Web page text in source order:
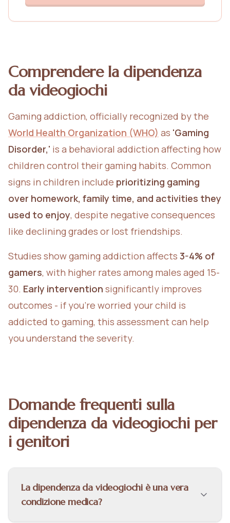
Comprendere la dipendenza
da videogiochi
Gaming addiction, officially recognized by the
World Health Organization (WHO) as 'Gaming
Disorder,' is a behavioral addiction affecting how
children control their gaming habits. Common
signs in children include prioritizing gaming
over homework, family time, and activities they
used to enjoy, despite negative consequences
like declining grades or lost friendships.
Studies show gaming addiction affects 3-4% of
gamers, with higher rates among males aged 15-
30. Early intervention significantly improves
outcomes - if you're worried your child is
addicted to gaming, this assessment can help
you understand the severity.
Domande frequenti sulla
dipendenza da videogiochi per
i genitori
La dipendenza da videogiochi è una vera
condizione medica?